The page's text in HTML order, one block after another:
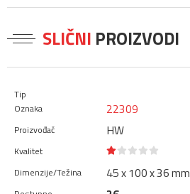
SLIČNI PROIZVODI
22309
HW
45 x 100 x 36 mm